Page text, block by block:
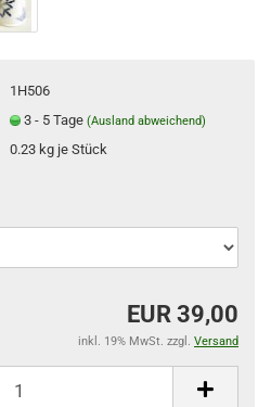
1H506
3 - 5 Tage (Ausland abweichend)
0.23kg je Stück
EUR 39,00
inkl. 19% MwSt. zzgl. Versand